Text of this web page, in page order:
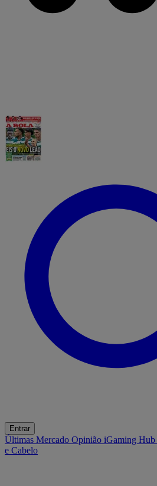
Entrar
Últimas Mercado Opinião iGaming Hub
e Cabelo